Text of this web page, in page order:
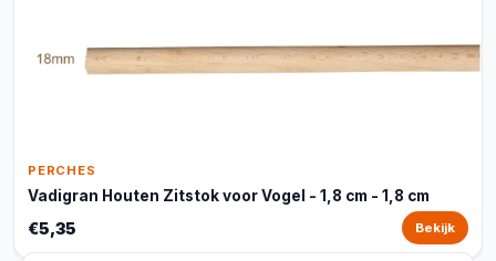
PERCHES
Vadigran Houten Zitstok voor Vogel - 1,8 cm - 1,8 cm
€5,35 Bekijk